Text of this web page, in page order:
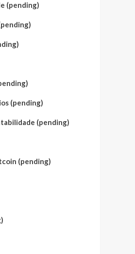
(pending)
(pending)
(pending)
(pending)